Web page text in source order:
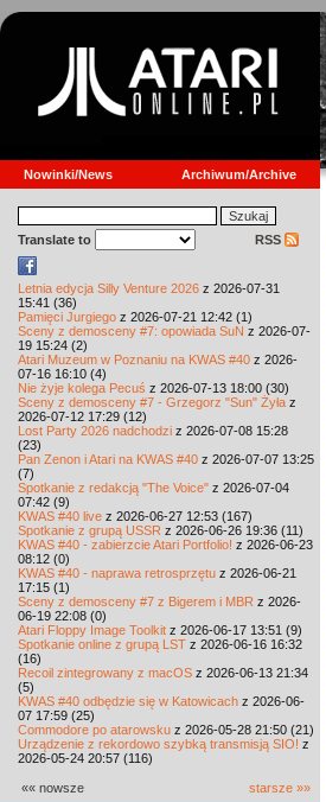
Nowinki/News Archiwum/Archive
Translate to RSS
Letnia edycja Silly Venture 2026 z 2026-07-31
15:41 (36)
Pamięci Jurgiego z 2026-07-21 12:42 (1)
Sceny z demosceny #7: opowiada SuN z 2026-07-
19 15:24 (2)
Atari Muzeum w Poznaniu na KWAS #40 z 2026-
07-16 16:10 (4)
Nie żyje kolega Pecuś z 2026-07-13 18:00 (30)
Sceny z demosceny #7 - Grzegorz "Sun" Żyła z
2026-07-12 17:29 (12)
Lost Party 2026 nadchodzi z 2026-07-08 15:28
(23)
Pan Zenon i Atari na KWAS #40 z 2026-07-07 13:25
(7)
Spotkanie z redakcją "The Voice" z 2026-07-04
07:42 (9)
KWAS #40 live z 2026-06-27 12:53 (167)
Spotkanie z grupą USSR z 2026-06-26 19:36 (11)
KWAS #40 - zabierzcie Atari Portfolio! z 2026-06-23
08:12 (0)
KWAS #40 - naprawa retrosprzętu z 2026-06-21
17:15 (1)
Sceny z demosceny #7 z Bigerem i MBR z 2026-
06-19 22:08 (0)
Atari Floppy Image Toolkit z 2026-06-17 13:51 (9)
Spotkanie online z grupą LST z 2026-06-16 16:32
(16)
Recoil zintegrowany z macOS z 2026-06-13 21:34
(5)
KWAS #40 odbędzie się w Katowicach z 2026-06-
07 17:59 (25)
Commodore po atarowsku z 2026-05-28 21:50 (21)
Urządzenie z rekordowo szybką transmisją SIO! z
2026-05-24 20:57 (116)
«« nowsze starsze »»